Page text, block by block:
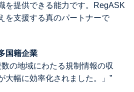
を提供できる能力です。RegASK
を支援する真のパートナーで
国籍企業
の地域にわたる規制情報の収
大幅に効率化されました。」”